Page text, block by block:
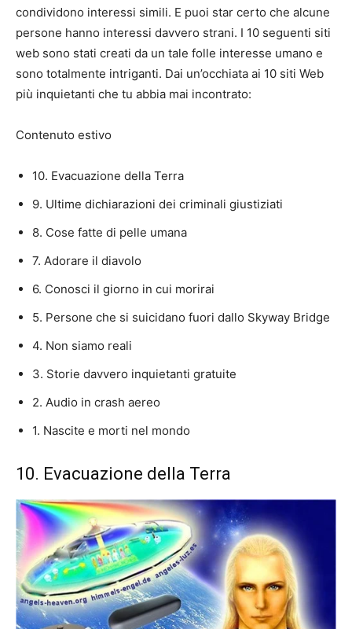
condividono interessi simili. E puoi star certo che alcune
persone hanno interessi davvero strani. I 10 seguenti siti
web sono stati creati da un tale folle interesse umano e
sono totalmente intriganti. Dai un’occhiata ai 10 siti Web
più inquietanti che tu abbia mai incontrato:
Contenuto estivo
10. Evacuazione della Terra
9. Ultime dichiarazioni dei criminali giustiziati
8. Cose fatte di pelle umana
7. Adorare il diavolo
6. Conosci il giorno in cui morirai
5. Persone che si suicidano fuori dallo Skyway Bridge
4. Non siamo reali
3. Storie davvero inquietanti gratuite
2. Audio in crash aereo
1. Nascite e morti nel mondo
10. Evacuazione della Terra